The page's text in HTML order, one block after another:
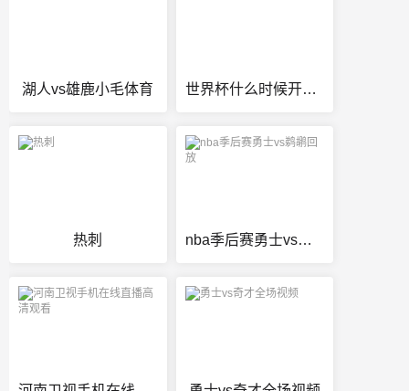
湖人vs雄鹿小毛体育 世界杯什么时候开始2022
热刺 nba季后赛勇士vs鹈鹕回放